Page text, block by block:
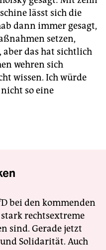
lässt sich die
dann immer gesagt,
setzen,
das hat sichtlich
wehren sich
wissen. Ich würde
so eine
bei den kommenden
rechtsextreme
sind. Gerade jetzt
Solidarität. Auch